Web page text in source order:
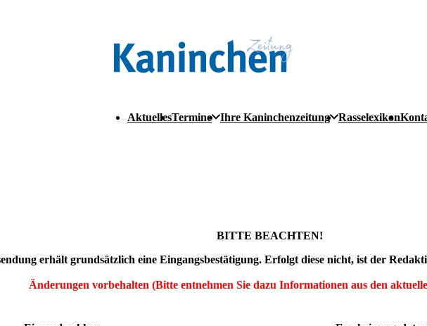
AktuellesTermine Ihre Kaninchenzeitung Rasselexikon
BITTE BEACHTEN!
erhält grundsätzlich eine Eingangsbestätigung. Erfolgt diese nicht, ist der
Änderungen vorbehalten (Bitte entnehmen Sie dazu Informationen aus den